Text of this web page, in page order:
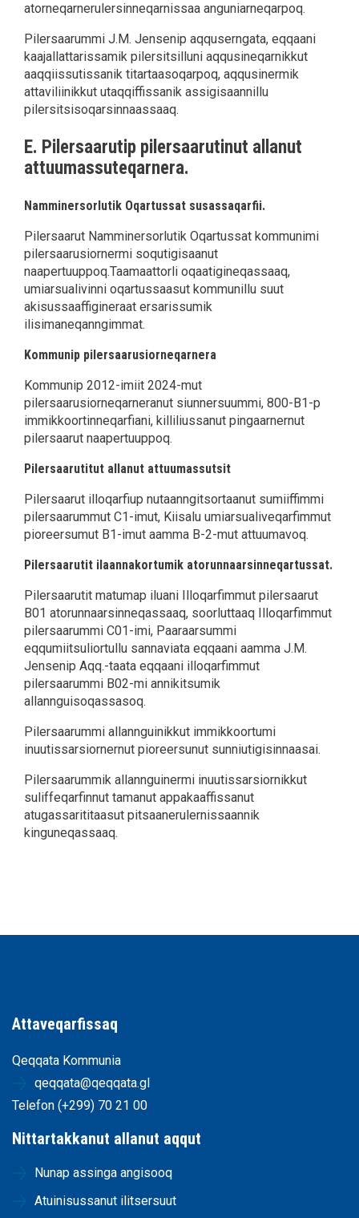
atorneqarnerulersinneqarnissaa anguniarneqarpoq.
Pilersaarummi J.M. Jensenip aqquserngata, eqqaani
kaajallattarissamik pilersitsilluni aqqusineqarnikkut
aaqqiissutissanik titartaasoqarpoq, aqqusinermik
attaviliinikkut utaqqiffissanik assigisaannillu
pilersitsisoqarsinnaassaaq.
E. Pilersaarutip pilersaarutinut allanut
attuumassuteqarnera.
Namminersorlutik Oqartussat susassaqarfii.
Pilersaarut Namminersorlutik Oqartussat kommunimi
pilersaarusiornermi soqutigisaanut
naapertuuppoq.Taamaattorli oqaatigineqassaaq,
umiarsualivinni oqartussaasut kommunillu suut
akisussaaffigineraat ersarissumik
ilisimaneqanngimmat.
Kommunip pilersaarusiorneqarnera
Kommunip 2012-imiit 2024-mut
pilersaarusiorneqarneranut siunnersuummi, 800-B1-p
immikkoortinneqarfiani, killiliussanut pingaarnernut
pilersaarut naapertuuppoq.
Pilersaarutitut allanut attuumassutsit
Pilersaarut illoqarfiup nutaanngitsortaanut sumiiffimmi
pilersaarummut C1-imut, Kiisalu umiarsualiveqarfimmut
pioreersumut B1-imut aamma B-2-mut attuumavoq.
Pilersaarutit ilaannakortumik atorunnaarsinneqartussat.
Pilersaarutit matumap iluani Illoqarfimmut pilersaarut
B01 atorunnaarsinneqassaaq, soorluttaaq Illoqarfimmut
pilersaarummi C01-imi, Paaraarsummi
eqqumiitsuliortullu sannaviata eqqaani aamma J.M.
Jensenip Aqq.-taata eqqaani illoqarfimmut
pilersaarummi B02-mi annikitsumik
allannguisoqassasoq.
Pilersaarummi allannguinikkut immikkoortumi
inuutissarsiornernut pioreersunut sunniutigisinnaasai.
Pilersaarummik allannguinermi inuutissarsiornikkut
suliffeqarfinnut tamanut appakaaffissanut
atugassarititaasut pitsaanerulernissaannik
kinguneqassaaq.
Attaveqarfissaq
Qeqqata Kommunia
qeqqata@qeqqata.gl
Telefon (+299) 70 21 00
Nittartakkanut allanut aqqut
Nunap assinga angisooq
Atuinisussanut ilitsersuut